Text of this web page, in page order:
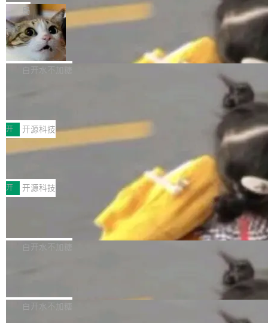
一在人才争夺战中失血的公司。六月，Google
连失两员大将：Noam Shazeer 去了 Op...
er HE-AAC 960 解码 (DAB+) transpose_cuda
filter 添加 AMF Frame Rate Converter (vf_frc
_amf) filter SMPTE 2094-50 元数据支持和直
通 ProRes RAW VideoToolbox 硬件加速器 AP
V ...
Code 在 X 上发帖：「DeepSeek Flash did 8T
tokens on August 1st. 5T of free usage + 3T
on OpenCode Go.」79.8 万次浏览，连带着 #
DeepSeek一天消耗了8万亿# 上了微博热搜——
注意这是 OpenCode 一家的消耗。 OpenCode
不完。」5T 来自免费额度，3T 来自 Go...
局
NetBSD 11.0 正式发布
NetBSD 11.0 现已正式发布，这是 NetBSD 操
作系统的第十八个主要版本。 自 NetBSD 10.1
ve JH71XX 的设备，例如 VisionFive 2、PINE
64 STAR64，以及 QEMU。 增强了对 POSIX.1
-2024 和 C23 编程接口标准的兼容性。 compat
_linux(8) 增强了对 Linux 系统调用的支持，包
括 epoll（围绕 kqueue 实现）、POSIX 消息队
列、...
白开水不加糖
案
享会在上海举办。鸿蒙生态的全场景智慧营销平
台鲸鸿动能协同华为游戏中心，面向游戏行业开
发者及生态伙伴，系统呈现了平台在游戏领域的
完整能力版图——从IAP高价值用户的全周期经
营、到IAA游戏的“买变一体”正循环、再到联运与
广告协同的全链路经营闭环，以及面向全球市场
的出海增长布局。 华为终端云业务商业化销售负
责人在开场致辞中表示，游戏开发者的核心诉求
已不再是“多一个投放渠道”，而是一套能够持续
高质量游戏...
开 开源科技
技嘉X3D系列再添新成员 B850 AORU
面向AMD Ryzen X3D处理器玩家，技嘉X3D系
列主板阵容迎来新成员——B850 AORUS ELITE
X3D。作为面向主流高性能平台打造的全新主板
产品，B850 AORUS ELITE X3D延续技嘉在X3
D平台优化上的技术积累，旨在为游戏玩家带来
更稳定、更高效的装机选择。 B850 AORUS ELI
式2.0，可根据不同使用场景释放处理器潜力，
开 开源科技
Zadig v5.0 发布：AI 发布专员与 AI 审
我们团队这几天最大的卡点不是 AI 写得不够
好，是 AI 写得太好了。 好到审查排期从两天的
过 1528 名开发者，85% 说 AI 把瓶颈从写代码
白开水不加糖
数据库，有一个图形后端。作为一个原生的 Gra
白开水不加糖